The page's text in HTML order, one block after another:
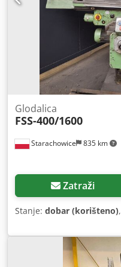
Starachowice 835 km
Glodalica
FSS-400/1600
Zatraži
Stanje: dobar (korišteno),